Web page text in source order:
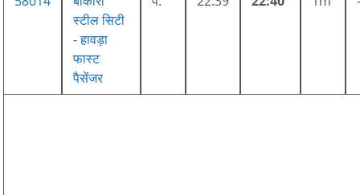
स्टील सिटी
- हावड़ा
फास्ट
पैसेंजर